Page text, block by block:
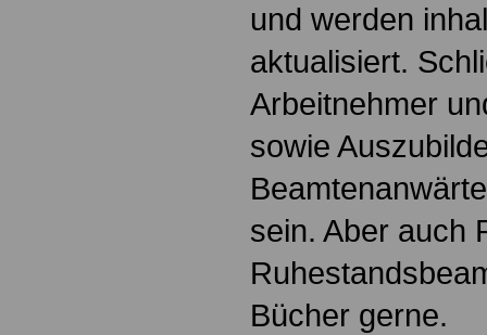
und werden
aktualisiert.
Arbeitnehmer
sowie
sein. Aber auch
Bücher gerne.